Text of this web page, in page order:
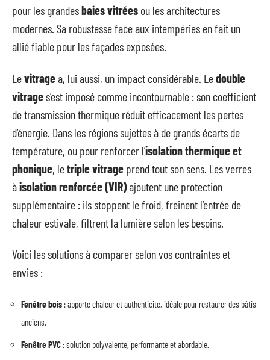
pour les grandesbaies vitrées ou les architectures
modernes. Sa robustesse face aux intempéries en fait un
allié fiable pour les façades exposées.
Levitragea, lui aussi, un impact considérable. Ledouble
vitrages’est imposé comme incontournable : son coefficient
de transmission thermique réduit efficacement les pertes
d’énergie. Dans les régions sujettes à de grands écarts de
température, ou pour renforcer l’isolation thermique et
phonique, letriple vitrage prend tout son sens. Les verres
àisolation renforcée (VIR)ajoutent une protection
supplémentaire : ils stoppent le froid, freinent l’entrée de
chaleur estivale, filtrent la lumière selon les besoins.
Voici les solutions à comparer selon vos contraintes et
envies :
Fenêtre bois : apporte chaleur et authenticité, idéale pour restaurer des bâtis
anciens.
Fenêtre PVC : solution polyvalente, performante et abordable.